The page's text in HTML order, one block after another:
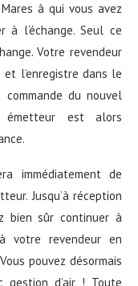
à qui vous avez
à l’échange. Seul ce
Votre revendeur
l’enregistre dans le
commande du nouvel
est alors
immédiatement de
Jusqu’à réception
bien sûr continuer à
votre revendeur en
pouvez désormais
gestion d’air ! Toute